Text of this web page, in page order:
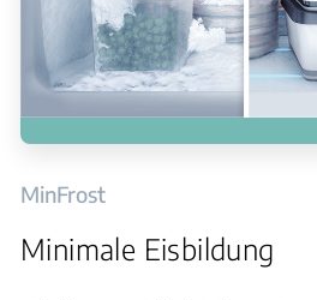
MinFrost
Minimale Eisbildung